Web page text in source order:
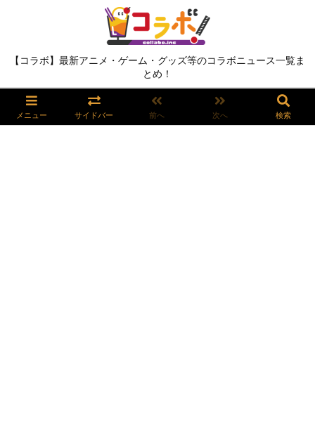
【コラボ】最新アニメ・ゲーム・グッズ等のコラボニュース一覧ま
とめ！
メニュー サイドバー 前へ 次へ 検索